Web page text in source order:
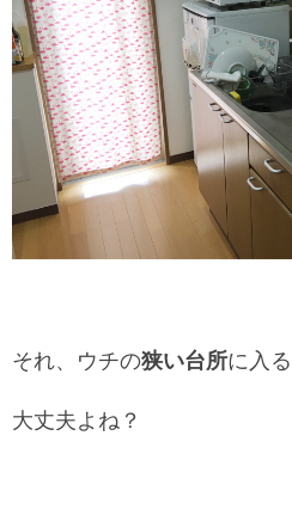
それ、ウチの狭い台所に入
大丈夫よね？